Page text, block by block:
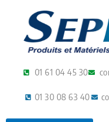
01 61 04 45 30
01 30 08 63 40